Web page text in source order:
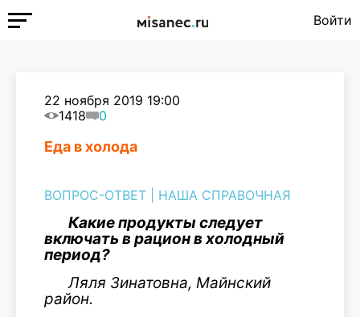
Войти
22 ноября 2019 19:00
1418
0
Еда в холода
ВОПРОС-ОТВЕТ НАША СПРАВОЧНАЯ
Какие продукты следует
включать в рацион в холодный
период?
Ляля Зинатовна, Майнский
район.